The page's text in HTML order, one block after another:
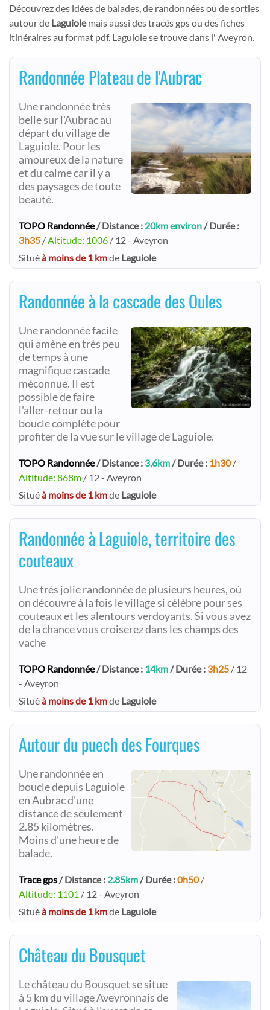
Découvrez des idées de balades, de randonnées ou de sorties
autour de Laguiolemais aussi des tracés gps ou des fiches
itinéraires au format pdf. Laguiole se trouve dans l' Aveyron.
Randonnée Plateau de l'Aubrac
Une randonnée très
belle sur l'Aubrac au
départ du village de
Laguiole. Pour les
amoureux de la nature
et du calme car il y a
des paysages de toute
beauté.
TOPO Randonnée/ Distance : 20km environ/ Durée :
3h35 /Altitude: 1006 / 12 - Aveyron
Situéà moins de 1 kmde Laguiole
Randonnée à la cascade des Oules
Une randonnée facile
qui amène en très peu
de temps à une
magnifique cascade
méconnue. Il est
possible de faire
l'aller-retour ou la
boucle complète pour
profiter de la vue sur le village de Laguiole.
TOPO Randonnée/ Distance : 3,6km/ Durée : 1h30/
Altitude: 868m / 12 - Aveyron
Situéà moins de 1 kmde Laguiole
Randonnée à Laguiole, territoire des
couteaux
Une très jolie randonnée de plusieurs heures, où
on découvre à la fois le village si célèbre pour ses
couteaux et les alentours verdoyants. Si vous avez
de la chance vous croiserez dans les champs des
vache
TOPO Randonnée/ Distance : 14km/ Durée : 3h25 / 12
- Aveyron
Situéà moins de 1 kmde Laguiole
Autour du puech des Fourques
Une randonnée en
boucle depuis Laguiole
en Aubrac d'une
distance de seulement
2.85 kilomètres.
Moins d'une heure de
balade.
Trace gps/ Distance : 2.85km/ Durée :0h50/
Altitude: 1101 / 12 - Aveyron
Situéà moins de 1 kmde Laguiole
Château du Bousquet
Le château du Bousquet se situe
à 5 km du village Aveyronnais de